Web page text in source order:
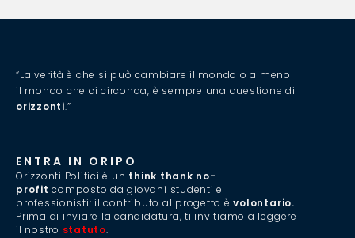
“La verità è che si può cambiare il mondo o almeno
il mondo che ci circonda, è sempre una questione di
orizzonti.”
ENTRA IN ORIPO
Orizzonti Politici è un think thank no-
profit composto da giovani studenti e
professionisti: il contributo al progetto èvolontario.
Prima di inviare la candidatura, ti invitiamo a leggere
il nostro statuto.